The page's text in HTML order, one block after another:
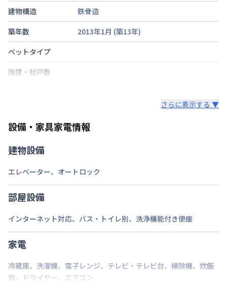
建物構造
鉄骨造
築年数
2013年1月 (築13年)
ベットタイプ
階建・総戸数
禁煙・喫煙
交通
定員
2名
駐車場
次回更新日
情報更新日より14日以内
情報更新日
さらに表示する ▼
設備・家具家電情報
建物設備
エレベーター、 オートロック
部屋設備
インターネット対応、 バス・トイレ別、 洗浄機能付き便座
家電
冷蔵庫、 洗濯機、 電子レンジ、 テレビ・テレビ台、 掃除機、 炊飯
器、 ドライヤー、 エアコン